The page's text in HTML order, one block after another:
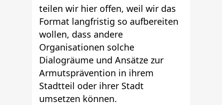
teilen wir hier offen, weil wir das
Format langfristig so aufbereiten
wollen, dass andere
Organisationen solche
Dialogräume und Ansätze zur
Armutsprävention in ihrem
Stadtteil oder ihrer Stadt
umsetzen können.